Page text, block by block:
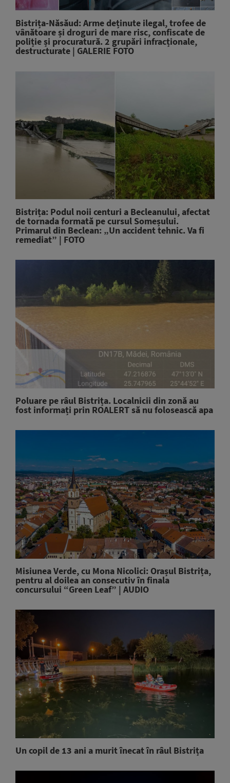
Bistrița-Năsăud: Arme deținute ilegal, trofee de
vânătoare și droguri de mare risc, confiscate de
poliție și procuratură. 2 grupări infracționale,
destructurate | GALERIE FOTO
Bistrița: Podul noii centuri a Becleanului, afectat
de tornada formată pe cursul Someșului.
Primarul din Beclean: „Un accident tehnic. Va fi
remediat” | FOTO
Poluare pe râul Bistrița. Localnicii din zonă au
fost informați prin ROALERT să nu folosească apa
Misiunea Verde, cu Mona Nicolici: Orașul Bistrița,
pentru al doilea an consecutiv în finala
concursului “Green Leaf” | AUDIO
Un copil de 13 ani a murit înecat în râul Bistrița